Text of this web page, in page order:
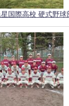
星国際高校 硬式野球